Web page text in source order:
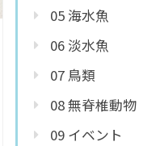
05 海水魚
06 淡水魚
07 鳥類
08 無脊椎動物
09 イベント